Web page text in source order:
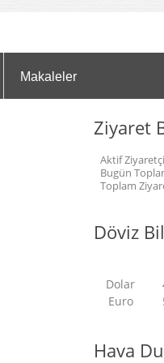
Makaleler
Ziyaret
Aktif Ziyaretçi
Bugün
Toplam
Döviz
Dolar
Euro
Hava